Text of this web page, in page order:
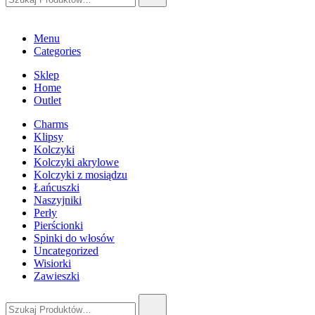
Menu
Categories
Sklep
Home
Outlet
Charms
Klipsy
Kolczyki
Kolczyki akrylowe
Kolczyki z mosiądzu
Łańcuszki
Naszyjniki
Perły
Pierścionki
Spinki do włosów
Uncategorized
Wisiorki
Zawieszki